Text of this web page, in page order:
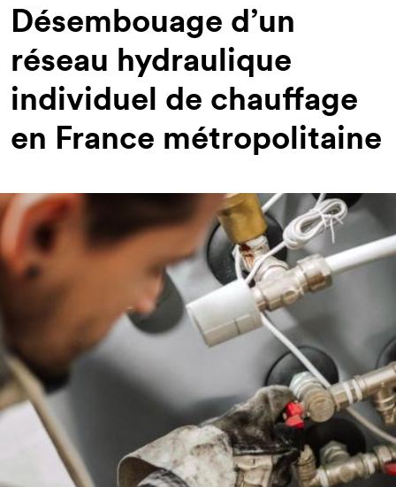
Désembouage d’un
réseau hydraulique
individuel de chauffage
en France métropolitaine